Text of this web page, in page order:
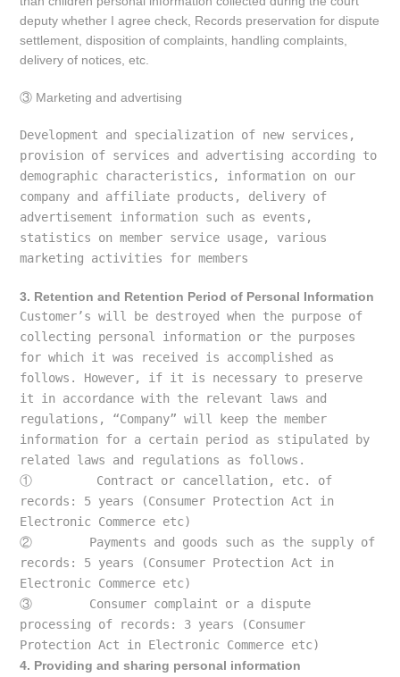
deputy whether I agree check, Records preservation for dispute
settlement, disposition of complaints, handling complaints,
delivery of notices, etc.
③ Marketing and advertising
Development and specialization of new services,
provision of services and advertising according to
demographic characteristics, information on our
company and affiliate products, delivery of
advertisement information such as events,
statistics on member service usage, various
marketing activities for members
3. Retention and Retention Period of Personal Information
Customer’s will be destroyed when the purpose of
collecting personal information or the purposes
for which it was received is accomplished as
follows. However, if it is necessary to preserve
it in accordance with the relevant laws and
regulations, “Company” will keep the member
information for a certain period as stipulated by
related laws and regulations as follows.
① Contract or cancellation, etc. of
records: 5 years (Consumer Protection Act in
Electronic Commerce etc)
②
        Payments and goods such as the supply of
records: 5 years (Consumer Protection Act in
Electronic Commerce etc)
③
        Consumer complaint or a dispute
processing of records: 3 years (Consumer
Protection Act in Electronic Commerce etc)
4. Providing and sharing personal information